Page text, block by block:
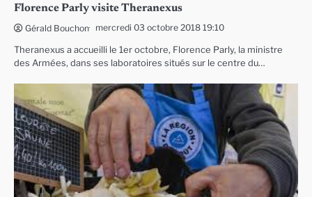
Florence Parly visite Theranexus
Gérald Bouchon mercredi 03 octobre 2018 19:10
Theranexus a accueilli le 1er octobre, Florence Parly, la ministre
des Armées, dans ses laboratoires situés sur le centre du…